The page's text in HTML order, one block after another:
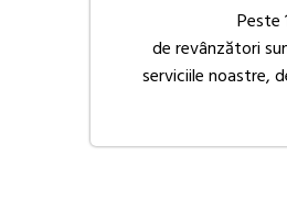
Peste
de revânzători
serviciile noastre,